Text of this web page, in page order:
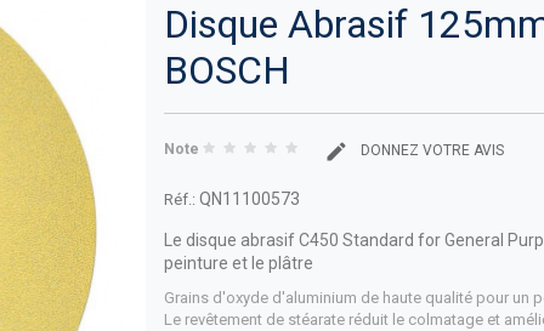
Disque Abrasif
BOSCH
Note DONNEZ VOTRE AVIS
Réf.: QN11100573
Le disque abrasif C450 Standard for General
peinture et le plâtre
Grains d'oxyde d'aluminium de haute qualité pour un
Le revêtement de stéarate réduit le colmatage et